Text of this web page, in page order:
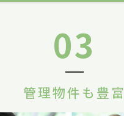
03
管理物件も豊富